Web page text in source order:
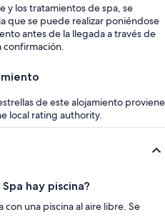
y los tratamientos de spa, se
que se puede realizar poniéndose
antes de la llegada a través de
confirmación.
de este alojamiento proviene
local rating authority.
hay piscina?
una piscina al aire libre. Se